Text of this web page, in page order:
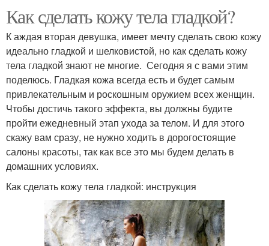
Как сделать кожу тела гладкой?
К аждая вторая девушка, имеет мечту сделать свою кожу
идеально гладкой и шелковистой, но как сделать кожу
тела гладкой знают не многие. Сегодня я с вами этим
поделюсь. Гладкая кожа всегда есть и будет самым
привлекательным и роскошным оружием всех женщин.
Чтобы достичь такого эффекта, вы должны будите
пройти ежедневный этап ухода за телом. И для этого
скажу вам сразу, не нужно ходить в дорогостоящие
салоны красоты, так как все это мы будем делать в
домашних условиях.
Как сделать кожу тела гладкой: инструкция